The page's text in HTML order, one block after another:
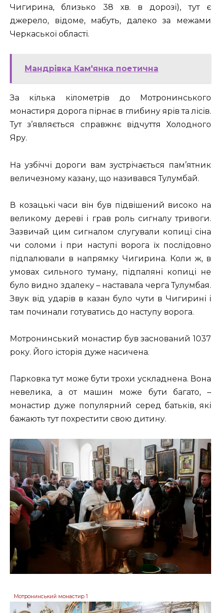
Чигирина, близько 38 хв. в дорозі), тут є
джерело, відоме, мабуть, далеко за межами
Черкаської області.
Мандрівка Кам'янка поетична
За кілька кілометрів до Мотронинського
монастиря дорога пірнає в глибину ярів та лісів.
Тут з’являється справжнє відчуття Холодного
Яру.
На узбіччі дороги вам зустрічається пам’ятник
величезному казану, що називався Тулумбай.
В козацькі часи він був підвішений високо на
великому дереві і грав роль сигналу тривоги.
Зазвичай цим сигналом слугували копиці сіна
чи соломи і при наступі ворога їх послідовно
підпалювали в напрямку Чигирина. Коли ж, в
умовах сильного туману, підпаляні копиці не
було видно здалеку – наставала черга Тулумбая.
Звук від ударів в казан було чути в Чигирині і
там починали готуватись до наступу ворога.
Мотронинський монастир був заснований 1037
року. Його історія дуже насичена.
Парковка тут може бути трохи ускладнена. Вона
невелика, а от машин може бути багато, –
монастир дуже популярний серед батьків, які
бажають тут похрестити свою дитину.
Мотронинський монастир 1